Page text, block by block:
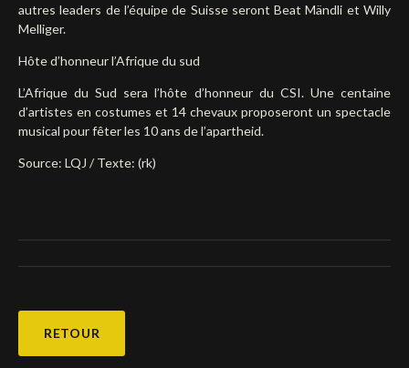
autres leaders de l’équipe de Suisse seront Beat Mändli et Willy
Melliger.
Hôte d’honneur l’Afrique du sud
L’Afrique du Sud sera l’hôte d’honneur du CSI. Une centaine
d’artistes en costumes et 14 chevaux proposeront un spectacle
musical pour fêter les 10 ans de l’apartheid.
Source: LQJ / Texte: (rk)
RETOUR